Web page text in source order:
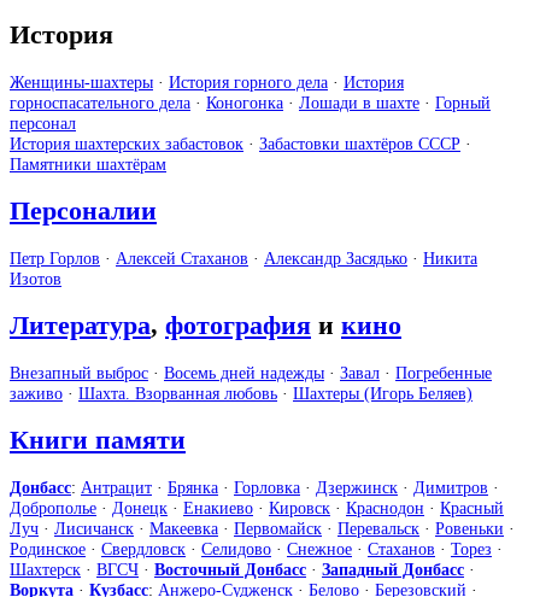
История
Женщины-шахтеры · История горного дела · История
горноспасательного дела · Коногонка · Лошади в шахте · Горный
персонал
История шахтерских забастовок · Забастовки шахтёров СССР ·
Памятники шахтёрам
Персоналии
Петр Горлов · Алексей Стаханов · Александр Засядько · Никита
Изотов
Литература, фотография и кино
Внезапный выброс · Восемь дней надежды · Завал · Погребенные
заживо · Шахта. Взорванная любовь · Шахтеры (Игорь Беляев)
Книги памяти
Донбасс: Антрацит · Брянка · Горловка · Дзержинск · Димитров ·
Доброполье · Донецк · Енакиево · Кировск · Краснодон · Красный
Луч · Лисичанск · Макеевка · Первомайск · Перевальск · Ровеньки ·
Родинское · Свердловск · Селидово · Снежное · Стаханов · Торез ·
Шахтерск · ВГСЧ · Восточный Донбасс · Западный Донбасс ·
Воркута · Кузбасс: Анжеро-Судженск · Белово · Березовский ·